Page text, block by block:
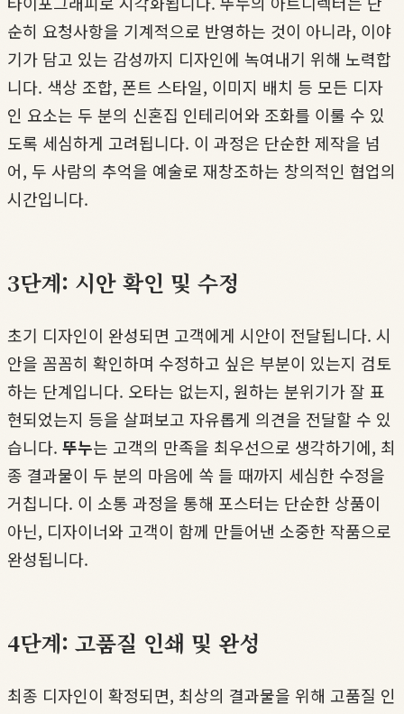
순히 요청사항을 기계적으로 반영하는 것이 아니라, 이야
기가 담고 있는 감성까지 디자인에 녹여내기 위해 노력합
니다. 색상 조합, 폰트 스타일, 이미지 배치 등 모든 디자
인 요소는 두 분의 신혼집 인테리어와 조화를 이룰 수 있
도록 세심하게 고려됩니다. 이 과정은 단순한 제작을 넘
어, 두 사람의 추억을 예술로 재창조하는 창의적인 협업의
시간입니다.
3단계: 시안 확인 및 수정
초기 디자인이 완성되면 고객에게 시안이 전달됩니다. 시
안을 꼼꼼히 확인하며 수정하고 싶은 부분이 있는지 검토
하는 단계입니다. 오타는 없는지, 원하는 분위기가 잘 표
현되었는지 등을 살펴보고 자유롭게 의견을 전달할 수 있
습니다. 뚜누는 고객의 만족을 최우선으로 생각하기에, 최
종 결과물이 두 분의 마음에 쏙 들 때까지 세심한 수정을
거칩니다. 이 소통 과정을 통해 포스터는 단순한 상품이
아닌, 디자이너와 고객이 함께 만들어낸 소중한 작품으로
완성됩니다.
4단계: 고품질 인쇄 및 완성
최종 디자인이 확정되면, 최상의 결과물을 위해 고품질 인